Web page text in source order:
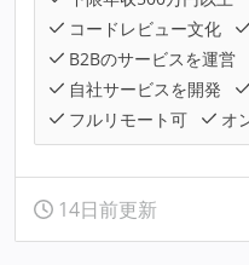
コードレビュー文化
B2Bのサービスを運営
自社サービスを開発
フルリモート可
オ
14日前更新